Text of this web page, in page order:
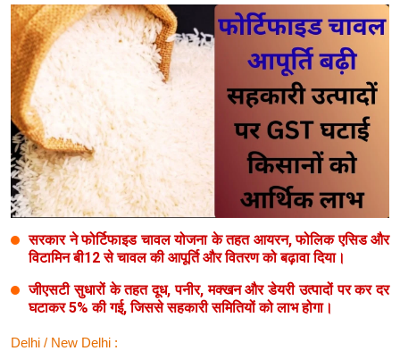
Health
Development
Career
Literature
Tour & Travel
History Speaks
About Us
Contact Us
सरकार ने फोर्टिफाइड चावल योजना के तहत आयरन, फोलिक एसिड और
विटामिन बी12 से चावल की आपूर्ति और वितरण को बढ़ावा दिया।
जीएसटी सुधारों के तहत दूध, पनीर, मक्खन और डेयरी उत्पादों पर कर दर
घटाकर 5% की गई, जिससे सहकारी समितियों को लाभ होगा।
Delhi / New Delhi :